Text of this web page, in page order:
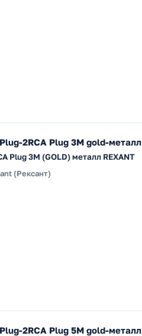
2RCA Plug 3М gold-металл
Plug 3М (GOLD) металл REXANT
(Рексант)
2RCA Plug 5М gold-металл